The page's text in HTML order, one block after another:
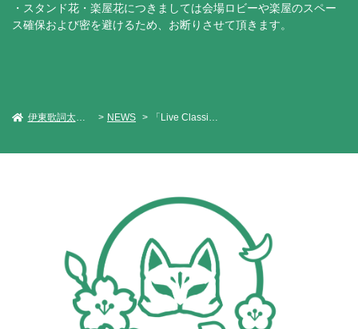
・スタンド花・楽屋花につきましては会場ロビーや楽屋のスペー
ス確保および密を避けるため、お断りさせて頂きます。
伊東歌詞太郎 Official Web Site NEWS 「Live Classics Vol.4 〜Visit the Stars〜」 開催決定！